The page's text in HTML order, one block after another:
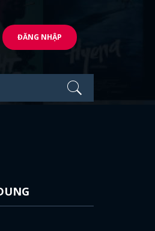
ĐĂNG NHẬP